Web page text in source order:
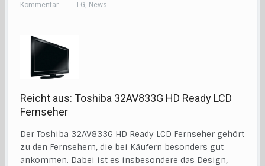
Kommentar
— LG, News
Reicht aus: Toshiba 32AV833G HD Ready LCD
Fernseher
Der Toshiba 32AV833G HD Ready LCD Fernseher gehört
zu den Fernsehern, die bei Käufern besonders gut
ankommen. Dabei ist es insbesondere das Design,